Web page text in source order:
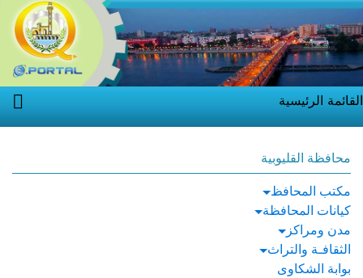
القائمة الرئيسية
محافظة القليوبية
مكتب المحافظ
كيانات المحافظة
مدن ومراكز
الثقافـة والتراث
بوابة الشكاوى